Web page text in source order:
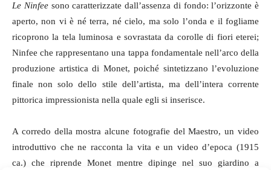
Le Ninfeesono caratterizzate dall’assenza di fondo: l’orizzonte è
aperto, non vi è né terra, né cielo, ma solo l’onda e il fogliame
ricoprono la tela luminosa e sovrastata da corolle di fiori eterei;
Ninfee che rappresentano una tappa fondamentale nell’arco della
produzione artistica di Monet, poiché sintetizzano l’evoluzione
finale non solo dello stile dell’artista, ma dell’intera corrente
pittorica impressionista nella quale egli si inserisce.
A corredo della mostra alcune fotografie del Maestro, un video
introduttivo che ne racconta la vita e un video d’epoca (1915
ca.) che riprende Monet mentre dipinge nel suo giardino a